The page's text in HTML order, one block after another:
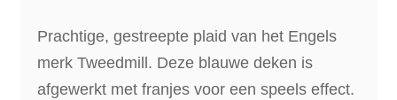
Prachtige, gestreepte plaid van het Engels
merk Tweedmill. Deze blauwe deken is
afgewerkt met franjes voor een speels effect.